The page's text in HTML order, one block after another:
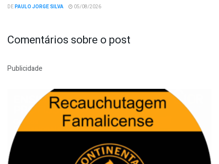
DEPAULO JORGE SILVA 05/08/2026
Comentários sobre o post
Publicidade